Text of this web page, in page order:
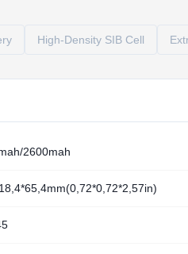
High-Density SIB Cell
2600mah